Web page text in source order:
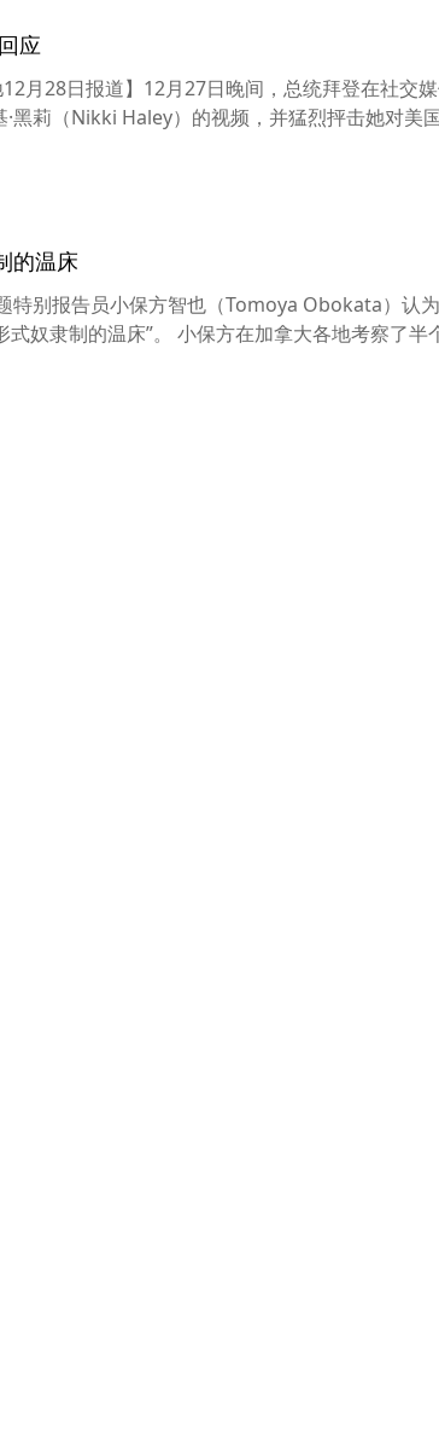
应
12月28日报道】12月27日晚间，总统拜登在社交
黑莉（Nikki Haley）的视频，并猛烈抨击她对美
的温床
特别报告员小保方智也（Tomoya Obokata）认
式奴隶制的温床”。 小保方在加拿大各地考察了